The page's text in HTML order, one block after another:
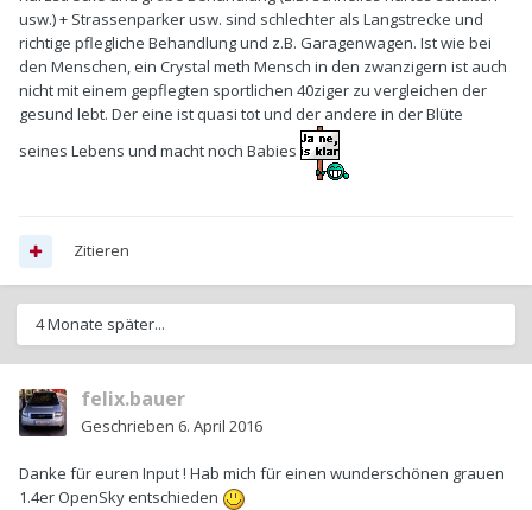
usw.) + Strassenparker usw. sind schlechter als Langstrecke und
richtige pflegliche Behandlung und z.B. Garagenwagen. Ist wie bei
den Menschen, ein Crystal meth Mensch in den zwanzigern ist auch
nicht mit einem gepflegten sportlichen 40ziger zu vergleichen der
gesund lebt. Der eine ist quasi tot und der andere in der Blüte
seines Lebens und macht noch Babies
Zitieren
4 Monate später...
felix.bauer
Geschrieben 6. April 2016
Danke für euren Input ! Hab mich für einen wunderschönen grauen
1.4er OpenSky entschieden